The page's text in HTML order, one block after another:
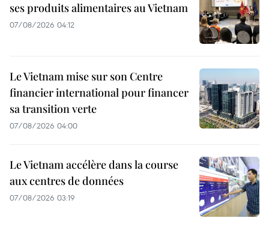
ses produits alimentaires au Vietnam
07/08/2026 04:12
Le Vietnam mise sur son Centre
financier international pour financer
sa transition verte
07/08/2026 04:00
Le Vietnam accélère dans la course
aux centres de données
07/08/2026 03:19